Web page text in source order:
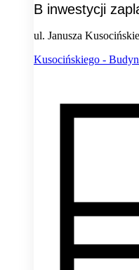
B inwestycji
ul. Janusza
Kusocińskiego -